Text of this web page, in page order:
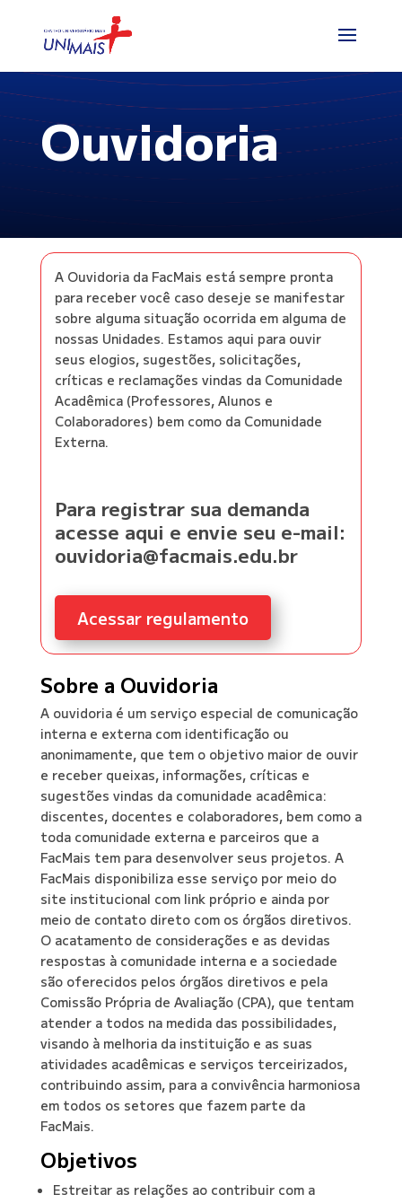
Ouvidoria
A Ouvidoria da FacMais está sempre pronta
para receber você caso deseje se manifestar
sobre alguma situação ocorrida em alguma de
nossas Unidades. Estamos aqui para ouvir
seus elogios, sugestões, solicitações,
críticas e reclamações vindas da Comunidade
Acadêmica (Professores, Alunos e
Colaboradores) bem como da Comunidade
Externa.
Para registrar sua demanda
acesse aqui e envie seu e-mail:
ouvidoria@facmais.edu.br
Acessar regulamento
Sobre a Ouvidoria
A ouvidoria é um serviço especial de comunicação
interna e externa com identificação ou
anonimamente, que tem o objetivo maior de ouvir
e receber queixas, informações, críticas e
sugestões vindas da comunidade acadêmica:
discentes, docentes e colaboradores, bem como a
toda comunidade externa e parceiros que a
FacMais tem para desenvolver seus projetos. A
FacMais disponibiliza esse serviço por meio do
site institucional com link próprio e ainda por
meio de contato direto com os órgãos diretivos.
O acatamento de considerações e as devidas
respostas à comunidade interna e a sociedade
são oferecidos pelos órgãos diretivos e pela
Comissão Própria de Avaliação (CPA), que tentam
atender a todos na medida das possibilidades,
visando à melhoria da instituição e as suas
atividades acadêmicas e serviços terceirizados,
contribuindo assim, para a convivência harmoniosa
em todos os setores que fazem parte da
FacMais.
Objetivos
Estreitar as relações ao contribuir com a